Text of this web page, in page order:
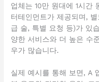
업체는 10만 원대에 1시간
터테인먼트가 제공되며,
급 술, 특별 요청 등)가 있
양한 서비스와 더 높은 수
우가 많습니다.
실제 예시를 통해 보면, A